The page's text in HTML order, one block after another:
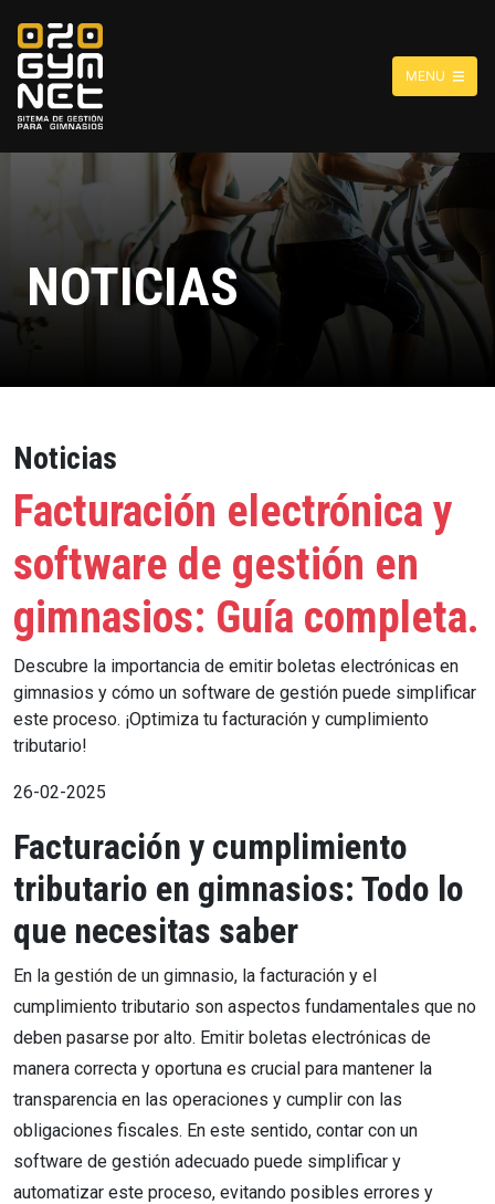
MENU
NOTICIAS
Noticias
Facturación electrónica y
software de gestión en
gimnasios: Guía completa.
Descubre la importancia de emitir boletas electrónicas en
gimnasios y cómo un software de gestión puede simplificar
este proceso. ¡Optimiza tu facturación y cumplimiento
tributario!
26-02-2025
Facturación y cumplimiento
tributario en gimnasios: Todo lo
que necesitas saber
En la gestión de un gimnasio, la facturación y el
cumplimiento tributario son aspectos fundamentales que no
deben pasarse por alto. Emitir boletas electrónicas de
manera correcta y oportuna es crucial para mantener la
transparencia en las operaciones y cumplir con las
obligaciones fiscales. En este sentido, contar con un
software de gestión adecuado puede simplificar y
automatizar este proceso, evitando posibles errores y